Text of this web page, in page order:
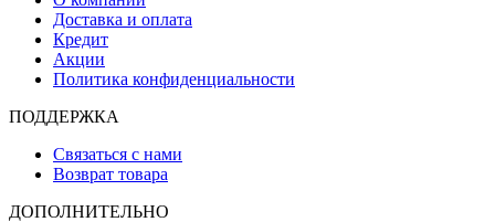
Доставка и оплата
Кредит
Акции
Политика конфиденциальности
ПОДДЕРЖКА
Связаться с нами
Возврат товара
ДОПОЛНИТЕЛЬНО